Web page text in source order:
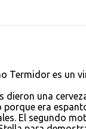
Termidor es un
dieron una
era
El segundo